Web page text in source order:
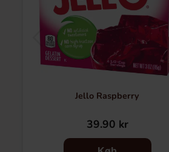
Jello Raspberry
39.90 kr